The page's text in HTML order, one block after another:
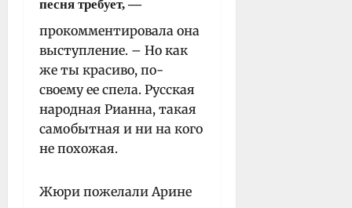
песня требует, —
прокомментировала она
выступление. – Но как
же ты красиво, по-
своему ее спела. Русская
народная Рианна, такая
самобытная и ни на кого
не похожая.
Жюри пожелали Арине